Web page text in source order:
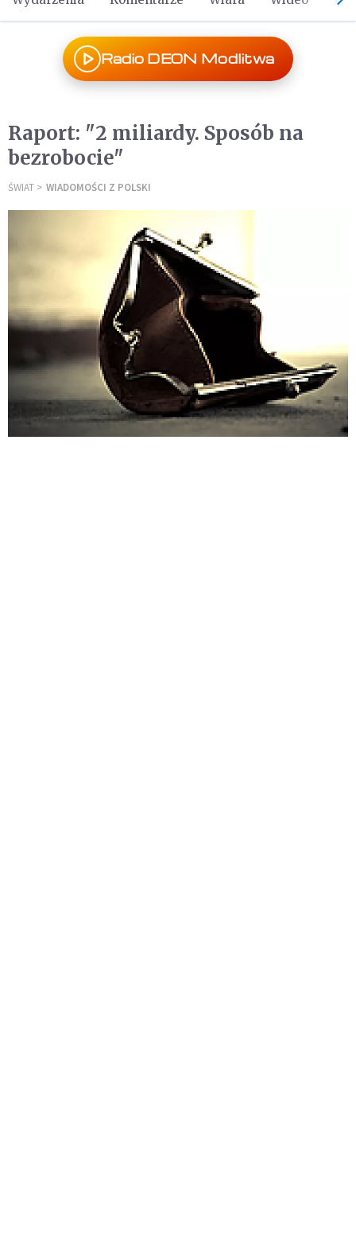
Radio DEON Modlitwa
Raport: "2 miliardy. Sposób na
bezrobocie"
ŚWIAT WIADOMOŚCI Z POLSKI